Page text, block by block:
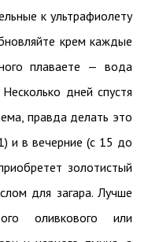
к ультрафиолету
крем каждые
плаваете — вода
дней спустя
правда делать это
и в вечерние (с 15 до
золотистый
для загара. Лучше
оливкового или